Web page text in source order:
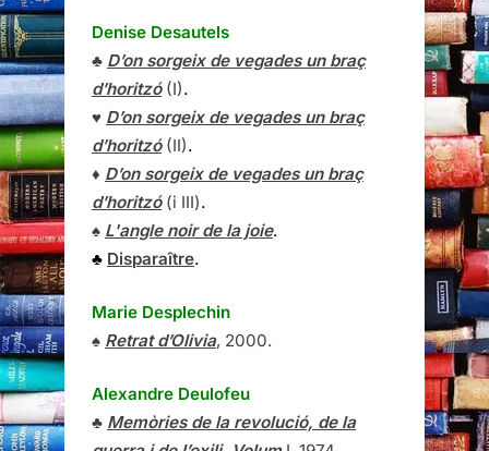
Denise Desautels
♣ D’on sorgeix de vegades un braç
d’horitzó(I).
♥ D’on sorgeix de vegades un braç
d’horitzó(II).
♦ D’on sorgeix de vegades un braç
d’horitzó(i III).
♠ L'angle noir de la joie.
♣ Disparaître.
Marie Desplechin
♠ Retrat d’Olivia, 2000.
Alexandre Deulofeu
♣ Memòries de la revolució, de la